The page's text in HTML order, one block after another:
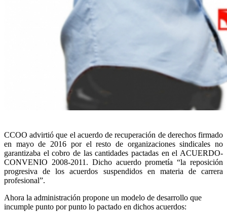
CCOO advirtió que el acuerdo de recuperación de derechos firmado
en mayo de 2016 por el resto de organizaciones sindicales no
garantizaba el cobro de las cantidades pactadas en el ACUERDO-
CONVENIO 2008-2011. Dicho acuerdo prometía “la reposición
progresiva de los acuerdos suspendidos en materia de carrera
profesional”.
Ahora la administración propone un modelo de desarrollo que
incumple punto por punto lo pactado en dichos acuerdos: